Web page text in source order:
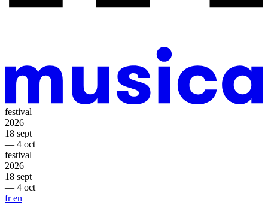
festival
2026
18 sept
— 4 oct
festival
2026
18 sept
— 4 oct
fren